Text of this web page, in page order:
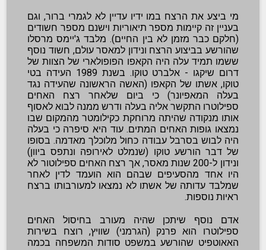
מי ביצע את הרצח במו ידיו עדיין לא לגמרי ברור, וגם
בעניין זה קיימות מספר תיאוריות וישנם מספר חשודים
(חלקם כבר מזמן לא בין החיים). מלבד ג'יימס מרסלו
שהורשע בביצוע הרצח ונידון למאסר עולם, חשוד נוסף
ששמו תמיד עלה היה הקאפו הפופולארי של הצוות של
דרום שיקגו - אלברט טוקו. בשנת 1989 העידה בטי
טוקו, אשתו של הקאפו (האשה הראשונה שהעידה נגד
בעלה המאפיונר) כי ביום שלאחר רצח האחים
ספילוטרו התקשר אליה בעלה ודרש ממנה לבוא לאסוף
אותו מנקודה שהיתה מרוחקת כקילומטר מהמקום שבו
נמצאו גופות האחים המתים. עוד היא סיפרה כי בעלה
היה לבוש בסרבל עבודה כחול מלוכלך מאדמה. בסופו
של דבר הורשע טוקו (שנמלט לאירופה ונתפס ביוון)
ונידון ל-200 שנות מאסר, אך רצח האחים ספילוטור לא
היו אחד מהסעיפים שבהם הוא הועמד לדין לאחר
שמלבד עדותה של אשתו לא נמצאו למעורבותו ברצח
ראיות נוספות.
אדם נוסף שיתכן שהיה מעורב בחיסול האחים
ספילוטרו הוא פרנק (הגרמני) שוויץ, רוצח בשירות
האאוטפיט שהורשע במשפט סודות המשפחה בכמה